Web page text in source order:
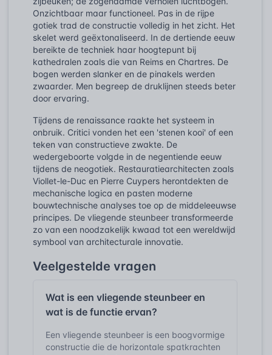
Onzichtbaar maar functioneel. Pas in de rijpe
gotiek trad de constructie volledig in het zicht. Het
skelet werd geëxtonaliseerd. In de dertiende eeuw
bereikte de techniek haar hoogtepunt bij
kathedralen zoals die van Reims en Chartres. De
bogen werden slanker en de pinakels werden
zwaarder. Men begreep de druklijnen steeds beter
door ervaring.
Tijdens de renaissance raakte het systeem in
onbruik. Critici vonden het een 'stenen kooi' of een
teken van constructieve zwakte. De
wedergeboorte volgde in de negentiende eeuw
tijdens de neogotiek. Restauratiearchitecten zoals
Viollet-le-Duc en Pierre Cuypers herontdekten de
mechanische logica en pasten moderne
bouwtechnische analyses toe op de middeleeuwse
principes. De vliegende steunbeer transformeerde
zo van een noodzakelijk kwaad tot een wereldwijd
symbool van architecturale innovatie.
Veelgestelde vragen
Wat is een vliegende steunbeer en
wat is de functie ervan?
Een vliegende steunbeer is een boogvormige
constructie die de horizontale spatkrachten